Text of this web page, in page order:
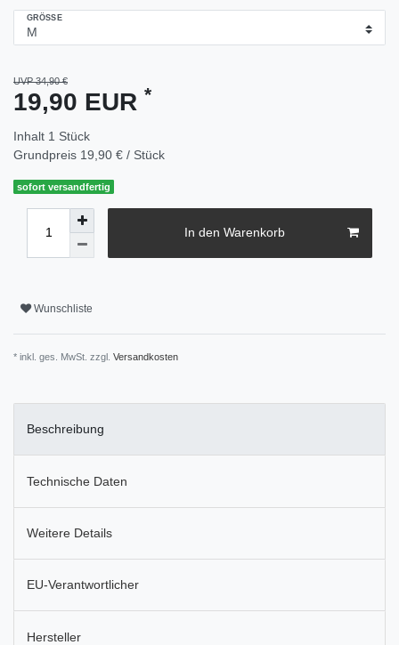
GRÖSSE
UVP 34,90 €
19,90 EUR *
Inhalt 1 Stück
Grundpreis 19,90 € / Stück
sofort versandfertig
In den Warenkorb
Wunschliste
* inkl. ges. MwSt. zzgl. Versandkosten
Beschreibung
Technische Daten
Weitere Details
EU-Verantwortlicher
Hersteller